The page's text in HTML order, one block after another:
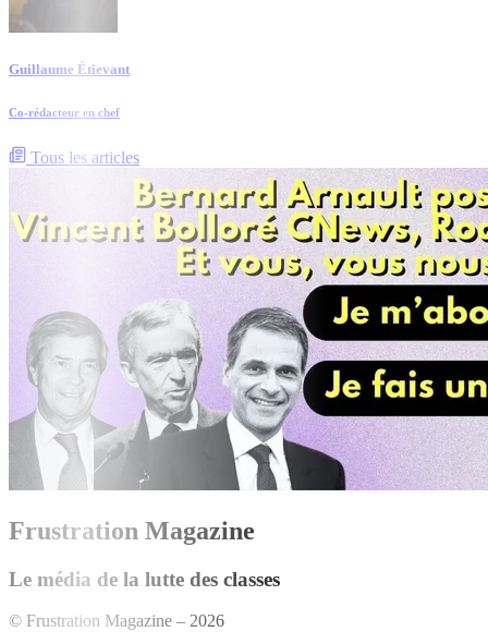
Guillaume Étievant
Co-rédacteur en chef
Tous les articles
Frustration Magazine
Le média de la lutte des classes
© Frustration Magazine – 2026